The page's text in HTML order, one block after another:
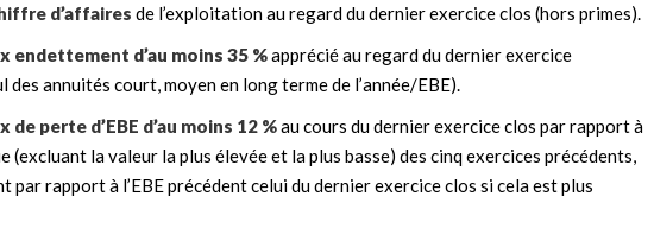
d’affaires de l’exploitation au regard du dernier exercice clos (hors primes).
endettement d’au moins 35 %apprécié au regard du dernier exercice
des annuités court, moyen en long terme de l’année/EBE).
de perte d’EBE d’au moins 12 %au cours du dernier exercice clos par rapport à
(excluant la valeur la plus élevée et la plus basse) des cinq exercices précédents,
par rapport à l’EBE précédent celui du dernier exercice clos si cela est plus